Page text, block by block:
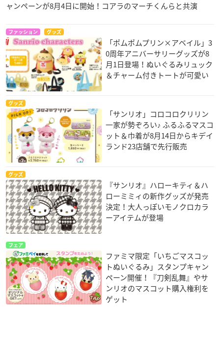
ャンペーンが8月4日に開始！コアラのマーチくんらと共演
ファッション グッズ
「ポムポムプリン×アベイル」3
0周年アニバーサリーグッズが8
月1日登場！ぬいぐるみリュック
＆チャーム付きトートが可愛い
グッズ
「サンリオ」コロコロクリリン
一家が勢ぞろい♪ ふるふるマスコ
ット＆巾着が8月14日からキデイ
ランド23店舗で先行販売
グッズ
『サンリオ』ハローキティ＆ハ
ローミミィの新作グッズが発売
決定！大人っぽいモノクロカラ
ーアイテムが登場
フェア
ファミマ限定「いちごマスコッ
トぬいぐるみ」スタンプキャン
ペーン開催！『刀剣乱舞』やサ
ンリオのマスコット購入権利を
ゲット